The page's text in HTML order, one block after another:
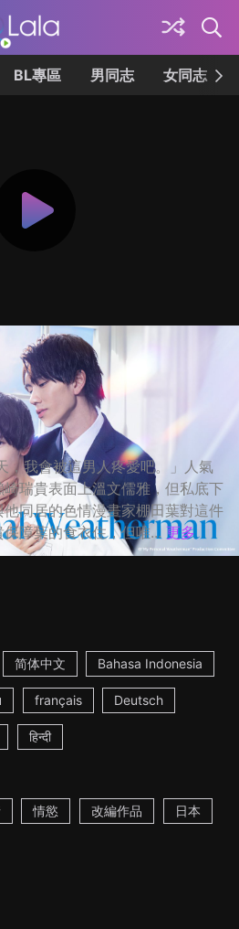
BL專區 男同志 女同志
，我會被這男人疼愛吧。」人氣
瑞貴表面上溫文儒雅，但私底下
同居的色情漫畫家棚田葉對這件
障葉的食衣住，但唯... 更多
简体中文 Bahasa Indonesia
français Deutsch
हिन्दी
情慾 改編作品 日本